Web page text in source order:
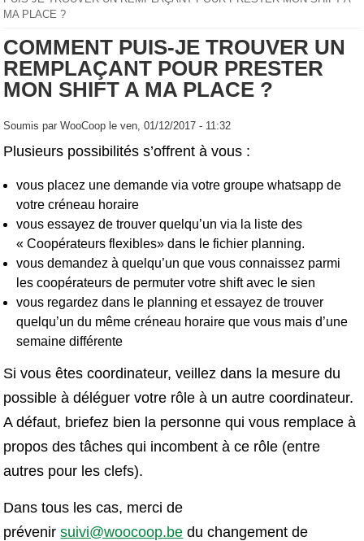
MA PLACE ?
COMMENT PUIS-JE TROUVER UN
REMPLAÇANT POUR PRESTER
MON SHIFT A MA PLACE ?
Soumis parWooCoop le ven, 01/12/2017 - 11:32
Plusieurs possibilités s’offrent à vous :
vous placez une demande via votre groupe whatsapp de
votre créneau horaire
vous essayez de trouver quelqu’un via la liste des
« Coopérateurs flexibles» dans le fichier planning.
vous demandez à quelqu’un que vous connaissez parmi
les coopérateurs de permuter votre shift avec le sien
vous regardez dans le planning et essayez de trouver
quelqu’un du même créneau horaire que vous mais d’une
semaine différente
Si vous êtes coordinateur, veillez dans la mesure du
possible à déléguer votre rôle à un autre coordinateur.
A défaut, briefez bien la personne qui vous remplace à
propos des tâches qui incombent à ce rôle (entre
autres pour les clefs).
Dans tous les cas, merci de
prévenirsuivi@woocoop.be du changement de